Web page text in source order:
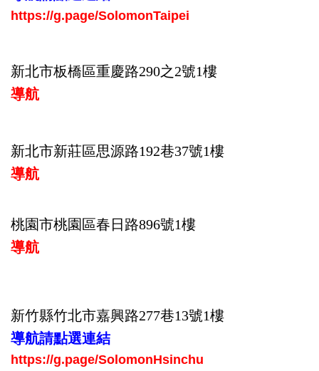
https://g.page/SolomonTaipei
新北市板橋區重慶路290之2號1樓
導航
新北市新莊區思源路192巷37號1樓
導航
桃園市桃園區春日路896號1樓
導航
新竹縣竹北市嘉興路277巷13號1樓
導航請點選連結
https://g.page/SolomonHsinchu